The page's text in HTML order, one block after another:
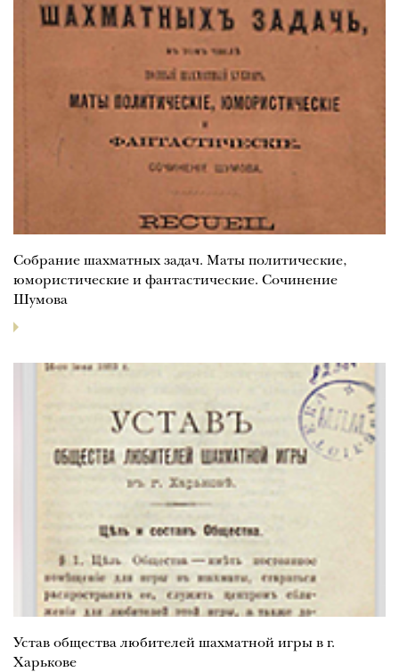
Собрание шахматных задач. Маты политические,
юмористические и фантастические. Сочинение
Шумова
Устав общества любителей шахматной игры в г.
Харькове